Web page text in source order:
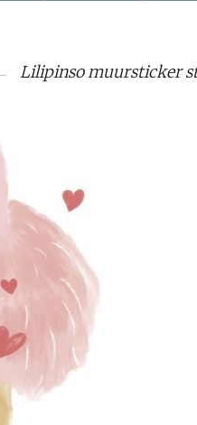
Lilipinso muursticker